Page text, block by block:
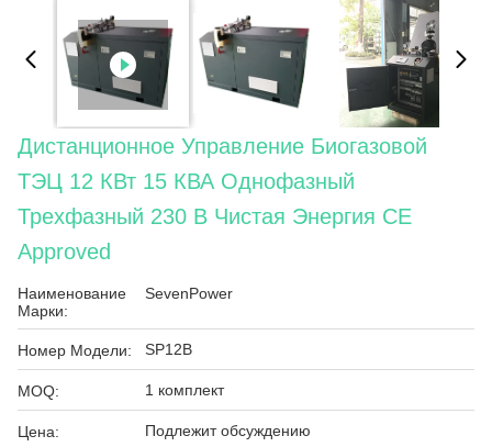
Дистанционное Управление Биогазовой
ТЭЦ 12 КВт 15 КВА Однофазный
Трехфазный 230 В Чистая Энергия CE
Approved
Наименование
Марки:
SevenPower
Номер Модели: SP12B
MOQ: 1 комплект
Цена: Подлежит обсуждению